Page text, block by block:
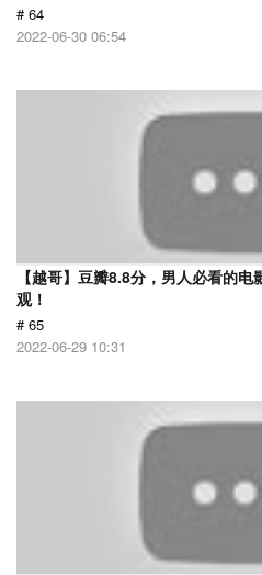
# 64
2022-06-30 06:54
【越哥】豆瓣8.8分，男人必看的
观！
# 65
2022-06-29 10:31